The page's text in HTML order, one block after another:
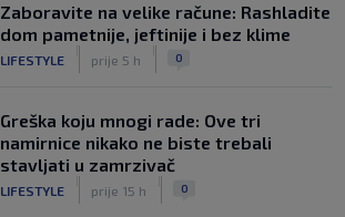
Zaboravite na velike račune: Rashladite
dom pametnije, jeftinije i bez klime
LIFESTYLE prije 5 h 0
Greška koju mnogi rade: Ove tri
namirnice nikako ne biste trebali
stavljati u zamrzivač
LIFESTYLE prije 15 h 0